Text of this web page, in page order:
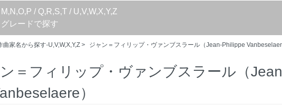
M,N,O,P / Q,R,S,T / U,V,W,X,Y,Z
グレードで探す
曲家名から探す-U,V,W,X,Y,Z > ジャン＝フィリップ・ヴァンブスラール（Jean-Philippe
＝フィリップ・ヴァンブスラール（
）